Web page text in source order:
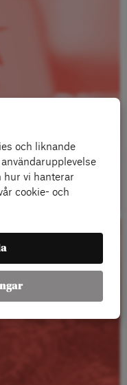
och liknande
hur vi hanterar
cookie- och